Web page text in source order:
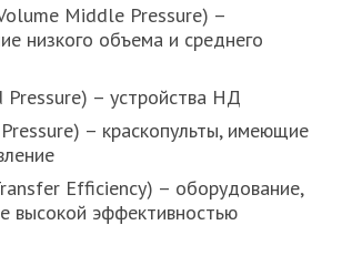
Middle Pressure) –
низкого объема и среднего
Pressure) – устройства НД
– краскопульты, имеющие
Efficiency) – оборудование,
высокой эффективностью